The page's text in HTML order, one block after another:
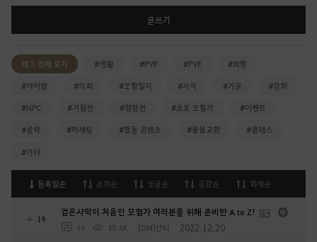
글쓰기
태그 전체 보기 #생활 #PVP #PVE #외형
#아이템 #의뢰 #모험일지 #지식 #기운 #강화
#NPC #거점전 #점령전 #초보 모험가 #이벤트
#공략 #미세팁 #협동 콘텐츠 #물물교환 #클래스
#기타
등록일순 조회순 댓글순 공감순 화제순
19
검은사막이 처음인 모험가 여러분을 위해 준비한 A to Z!
16 85.6K [GM]샨티 2022.12.20